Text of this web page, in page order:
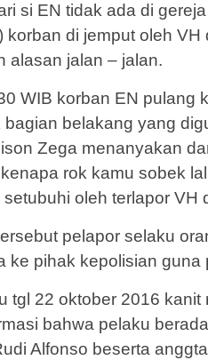
si EN tidak ada di
korban di jemput oleh
alasan jalan – jalan.
WIB korban EN pulang
bagian belakang yang
Zega menanyakan
rok kamu sobek
setubuhi oleh terlapor VH
pelapor selaku
ke pihak kepolisian guna
tgl 22 oktober 2016
bahwa pelaku
Alfonso beserta